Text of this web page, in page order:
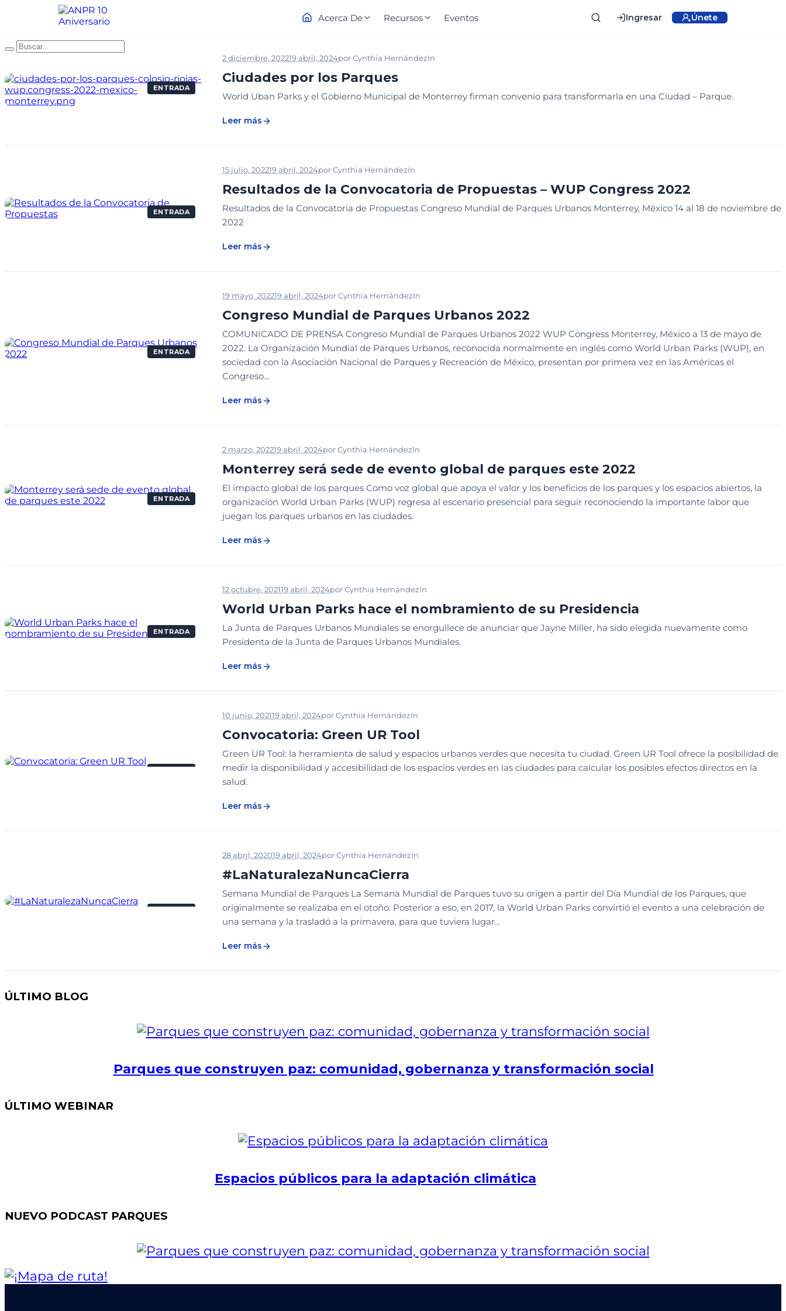
Acerca De Recursos Eventos Ingresar Únete
ENTRADA
2 diciembre, 202219 abril, 2024porCynthia HernándezIn
Ciudades por los Parques
World Uban Parks y el Gobierno Municipal de Monterrey firman convenio para transformarla en una Ciudad – Parque.
Leer más
ENTRADA
15 julio, 202219 abril, 2024porCynthia HernándezIn
Resultados de la Convocatoria de Propuestas – WUP Congress 2022
Resultados de la Convocatoria de Propuestas Congreso Mundial de Parques Urbanos Monterrey, México 14 al 18 de noviembre de
2022
Leer más
ENTRADA
19 mayo, 202219 abril, 2024porCynthia HernándezIn
Congreso Mundial de Parques Urbanos 2022
COMUNICADO DE PRENSA Congreso Mundial de Parques Urbanos 2022 WUP Congress Monterrey, México a 13 de mayo de
2022. La Organización Mundial de Parques Urbanos, reconocida normalmente en inglés como World Urban Parks (WUP), en
sociedad con la Asociación Nacional de Parques y Recreación de México, presentan por primera vez en las Américas el
Congreso...
Leer más
ENTRADA
2 marzo, 202219 abril, 2024porCynthia HernándezIn
Monterrey será sede de evento global de parques este 2022
El impacto global de los parques Como voz global que apoya el valor y los beneficios de los parques y los espacios abiertos, la
organización World Urban Parks (WUP) regresa al escenario presencial para seguir reconociendo la importante labor que
juegan los parques urbanos en las ciudades.
Leer más
ENTRADA
12 octubre, 202119 abril, 2024porCynthia HernándezIn
World Urban Parks hace el nombramiento de su Presidencia
La Junta de Parques Urbanos Mundiales se enorgullece de anunciar que Jayne Miller, ha sido elegida nuevamente como
Presidenta de la Junta de Parques Urbanos Mundiales.
Leer más
10 junio, 202119 abril, 2024porCynthia HernándezIn
Convocatoria: Green UR Tool
Green UR Tool: la herramienta de salud y espacios urbanos verdes que necesita tu ciudad. Green UR Tool ofrece la posibilidad de
medir la disponibilidad y accesibilidad de los espacios verdes en las ciudades para calcular los posibles efectos directos en la
salud.
Leer más
28 abril, 202019 abril, 2024porCynthia HernándezIn
#LaNaturalezaNuncaCierra
Semana Mundial de Parques La Semana Mundial de Parques tuvo su origen a partir del Día Mundial de los Parques, que
originalmente se realizaba en el otoño. Posterior a eso, en 2017, la World Urban Parks convirtió el evento a una celebración de
una semana y la trasladó a la primavera, para que tuviera lugar...
Leer más
ÚLTIMO BLOG
Parques que construyen paz: comunidad, gobernanza y transformación social
ÚLTIMO WEBINAR
Espacios públicos para la adaptación climática
NUEVO PODCAST PARQUES